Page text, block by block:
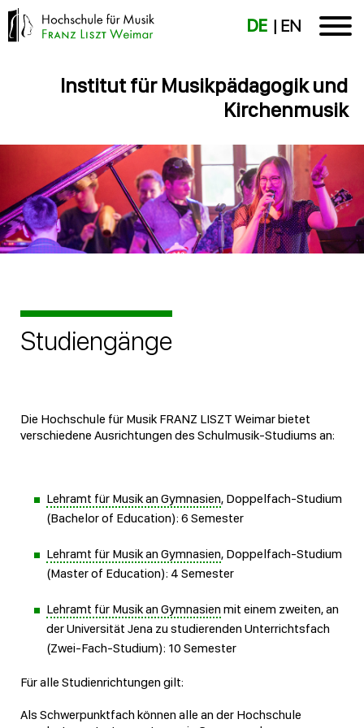
DE EN
Institut für Musikpädagogik und
Kirchenmusik
Studiengänge
Die Hochschule für Musik FRANZ LISZT Weimar bietet
verschiedene Ausrichtungen des Schulmusik-Studiums an:
Lehramt für Musik an Gymnasien, Doppelfach-Studium
(Bachelor of Education): 6 Semester
Lehramt für Musik an Gymnasien, Doppelfach-Studium
(Master of Education): 4 Semester
Lehramt für Musik an Gymnasien mit einem zweiten, an
der Universität Jena zu studierenden Unterrichtsfach
(Zwei-Fach-Studium): 10 Semester
Für alle Studienrichtungen gilt:
Als Schwerpunktfach können alle an der Hochschule